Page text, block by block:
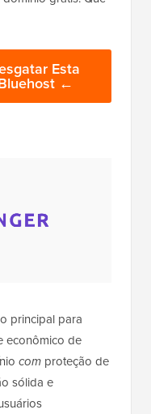
Esta
←
principal para
econômico de
com proteção de
sólida e